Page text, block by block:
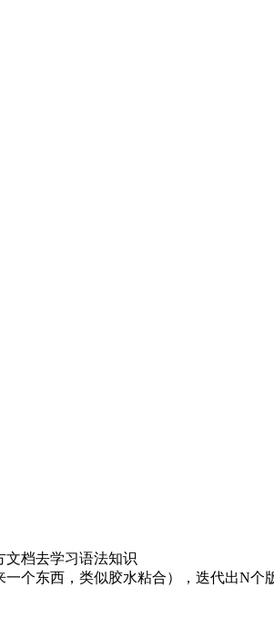
档去学习语法知识
个东西，类似胶水粘合），迭代出N个